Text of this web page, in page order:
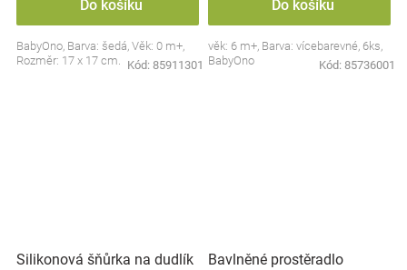
Do košíku
BabyOno, Barva: šedá, Věk: 0 m+,
Rozměr: 17 x 17 cm.
Kód: 85911301
Do košíku
věk: 6 m+, Barva: vícebarevné, 6ks,
BabyOno
Kód: 85736001
Silikonová šňůrka na dudlík
Bavlněné prostěradlo